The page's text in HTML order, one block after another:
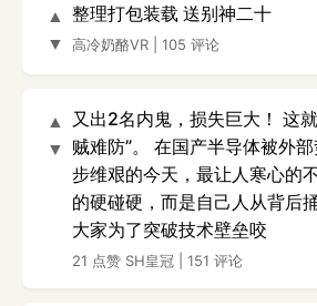
▲
▼
整理打包装载 送别神二十
高冷奶酪VR 105 评论
▲
▼
又出2名内鬼，损失巨大！ 这
贼难防”。 在国产半导体被外
步维艰的今天，最让人寒心的
的硬碰硬，而是自己人从背后
大家为了突破技术壁垒咬
21 点赞 SH皇冠 151 评论